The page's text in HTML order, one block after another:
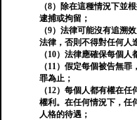
（8）除在這種情況下並
逮捕或拘留；
（9）法律可能沒有追溯
法律，否則不得對任何人
（10）法律應確保每個
（11）假定每個被告無
罪為止；
（12）每個人都有權在
權利。在任何情況下，任
人格的待遇；